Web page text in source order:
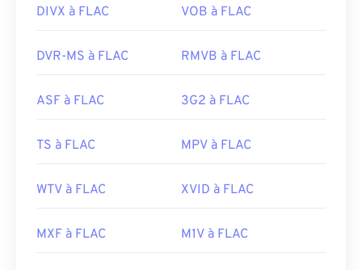
comme le mot « gratuit » dans son nom l'indique,
Développé par :
Xiph.Org Foundation
https://en.wikipedia.org/wiki/FLAC
DIVX à FLAC VOB à FLAC
DVR-MS à FLAC RMVB à FLAC
ASF à FLAC 3G2 à FLAC
TS à FLAC MPV à FLAC
WTV à FLAC XVID à FLAC
MXF à FLAC M1V à FLAC